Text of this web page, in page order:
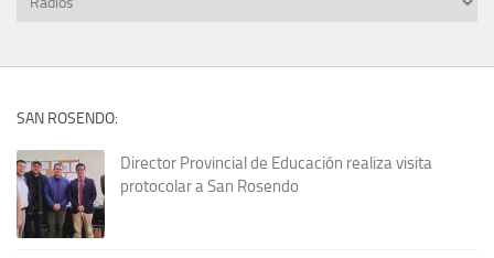
SAN ROSENDO:
Director Provincial de Educación realiza visita
protocolar a San Rosendo